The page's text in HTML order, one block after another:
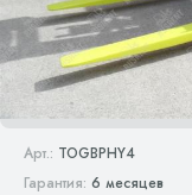
Арт.: TOGBPHY4
Гарантия: 6 месяцев